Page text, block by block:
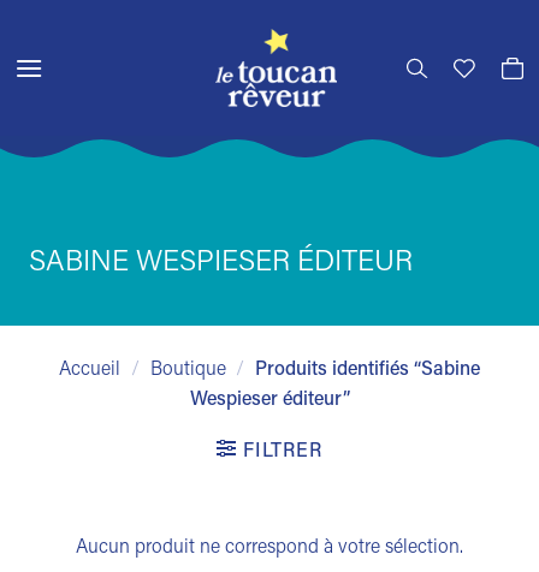
contenu
SABINE WESPIESER ÉDITEUR
Accueil / Boutique /
Produits identifiés “Sabine
Wespieser éditeur”
FILTRER
Aucun produit ne correspond à votre sélection.